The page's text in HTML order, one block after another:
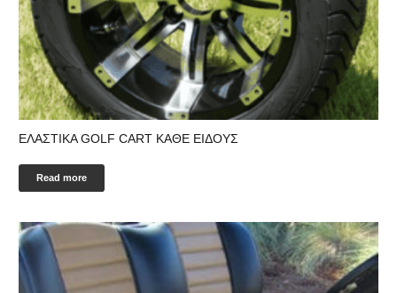
ΕΛΑΣΤΙΚΑ GOLF CART ΚΑΘΕ ΕΙΔΟΥΣ
Read more